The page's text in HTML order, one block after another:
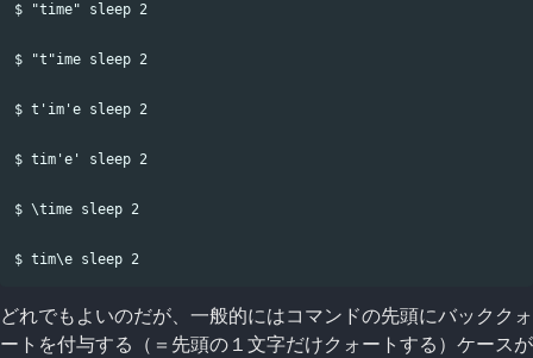
$ "time" sleep 2
$ "t"ime sleep 2
$ t'im'e sleep 2
$ tim'e' sleep 2
$ \time sleep 2
どれでもよいのだが、一般的にはコマンドの先頭にバッククォ
ートを付与する（＝先頭の１文字だけクォートする）ケースが